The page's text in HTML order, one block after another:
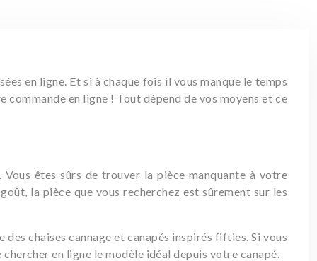
en ligne. Et si à chaque fois il vous manque le temps
en ligne ! Tout dépend de vos moyens et ce
êtes sûrs de trouver la pièce manquante à votre
la pièce que vous recherchez est sûrement sur les
chaises cannage et canapés inspirés fifties. Si vous
en ligne le modèle idéal depuis votre canapé.